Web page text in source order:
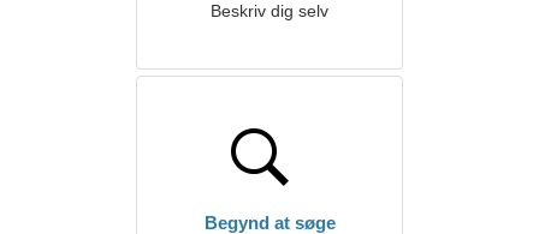
Beskriv dig selv
Begynd at søge